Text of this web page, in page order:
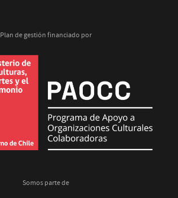
Plan de gestión financiado por
Somos parte de